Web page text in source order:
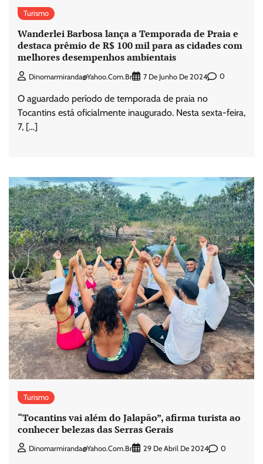
Turismo
Wanderlei Barbosa lança a Temporada de Praia e
destaca prêmio de R$ 100 mil para as cidades com
melhores desempenhos ambientais
Dinomarmiranda@yahoo.com.br 7 De Junho De 2024 0
O aguardado período de temporada de praia no
Tocantins está oficialmente inaugurado. Nesta sexta-feira,
7, […]
Turismo
“Tocantins vai além do Jalapão”, afirma turista ao
conhecer belezas das Serras Gerais
Dinomarmiranda@yahoo.com.br 29 De Abril De 2024 0